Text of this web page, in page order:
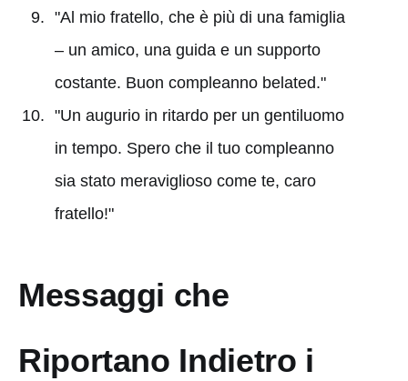
"Al mio fratello, che è più di una famiglia
– un amico, una guida e un supporto
costante. Buon compleanno belated."
"Un augurio in ritardo per un gentiluomo
in tempo. Spero che il tuo compleanno
sia stato meraviglioso come te, caro
fratello!"
Messaggi che
Riportano Indietro i